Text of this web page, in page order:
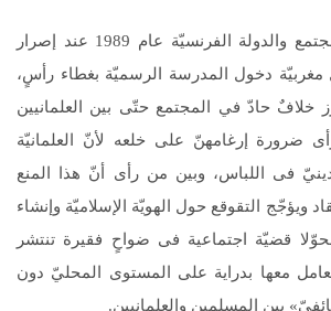
هكذا قامت قيامة المجتمع والدولة الفرنسيّة عام 1989 عند إصرار
دخول المدرسة الرسميّة بغطاء رأسٍ،
خلافٌ حادّ في المجتمع حتّى بين العلمانيين
ضرورة إرغامهنّ على خلعه لأنّ العلمانيّة
فى اللباس، وبين من رأى أنّ هذا المنع
ويؤجّج التقوقع حول الهويّة الإسلاميّة وإنشاء
قضيّة اجتماعية فى ضواحٍ فقيرة تنتشر
معها بدراية على المستوى المحليّ دون
بين المسلمين والعلمانيين.